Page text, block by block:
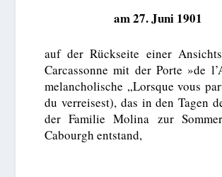
am 27. Juni 1901
auf der Rückseite einer
Carcassonne mit der Porte »de
melancholische „Lorsque vous
du verreisest), das in den Tagen
der Familie Molina zur
Cabourgh entstand,